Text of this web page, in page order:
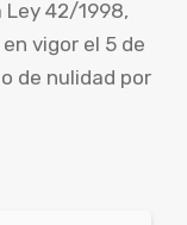
42/1998,
vigor el 5 de
de nulidad por